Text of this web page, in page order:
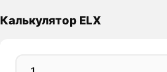
Калькулятор ELX